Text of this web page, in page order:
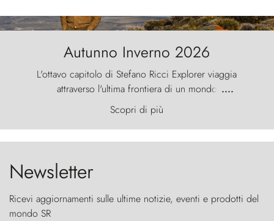
Autunno Inverno 2026
L'ottavo capitolo di Stefano Ricci Explorer viaggia
attraverso l'ultima frontiera di un mondo
primordiale, dove il vento scolpisce la natura con
furia ancestrale e le Torres del Paine sfidano il
cielo come sentinelle di pietra.
....
Scopri di più
Newsletter
Ricevi aggiornamenti sulle ultime notizie, eventi e prodotti del
mondo SR